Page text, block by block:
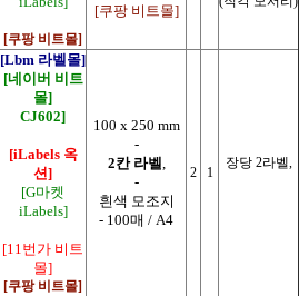
[쿠팡 비트몰]
[쿠팡 비트몰]
[Lbm 라벨몰]
[네이버 비트
몰]
CJ602]
[iLabels 옥
션]
[G마켓
iLabels]
[11번가 비트
몰]
[쿠팡 비트몰]
100 x 250 mm
-
2칸 라벨
-
흰색 모조지
- 100매 / A4
2 1
장당 2라벨,